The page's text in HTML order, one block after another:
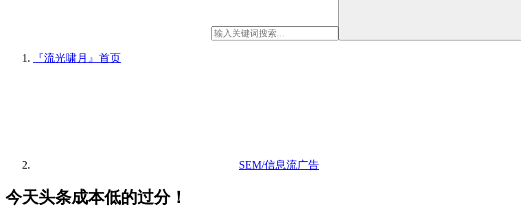
『流光啸月』 首页
SEM/信息流广告
今天头条成本低的过分！